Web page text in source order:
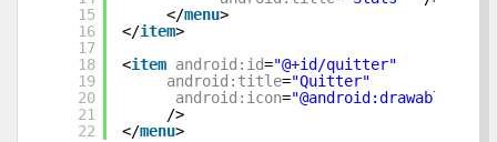
15
16
17
18
19
20
21
22
</menu>
</item>
<item android:id="@+id/quitter"
android:title="Quitter"
android:icon="@android:drawable/
/>
</menu>